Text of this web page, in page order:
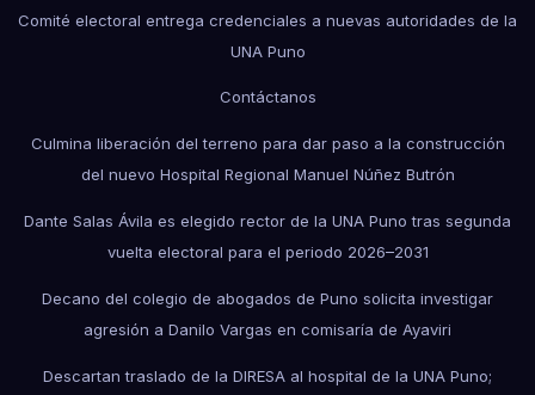
Comité electoral entrega credenciales a nuevas autoridades de la
UNA Puno
Contáctanos
Culmina liberación del terreno para dar paso a la construcción
del nuevo Hospital Regional Manuel Núñez Butrón
Dante Salas Ávila es elegido rector de la UNA Puno tras segunda
vuelta electoral para el periodo 2026–2031
Decano del colegio de abogados de Puno solicita investigar
agresión a Danilo Vargas en comisaría de Ayaviri
Descartan traslado de la DIRESA al hospital de la UNA Puno;